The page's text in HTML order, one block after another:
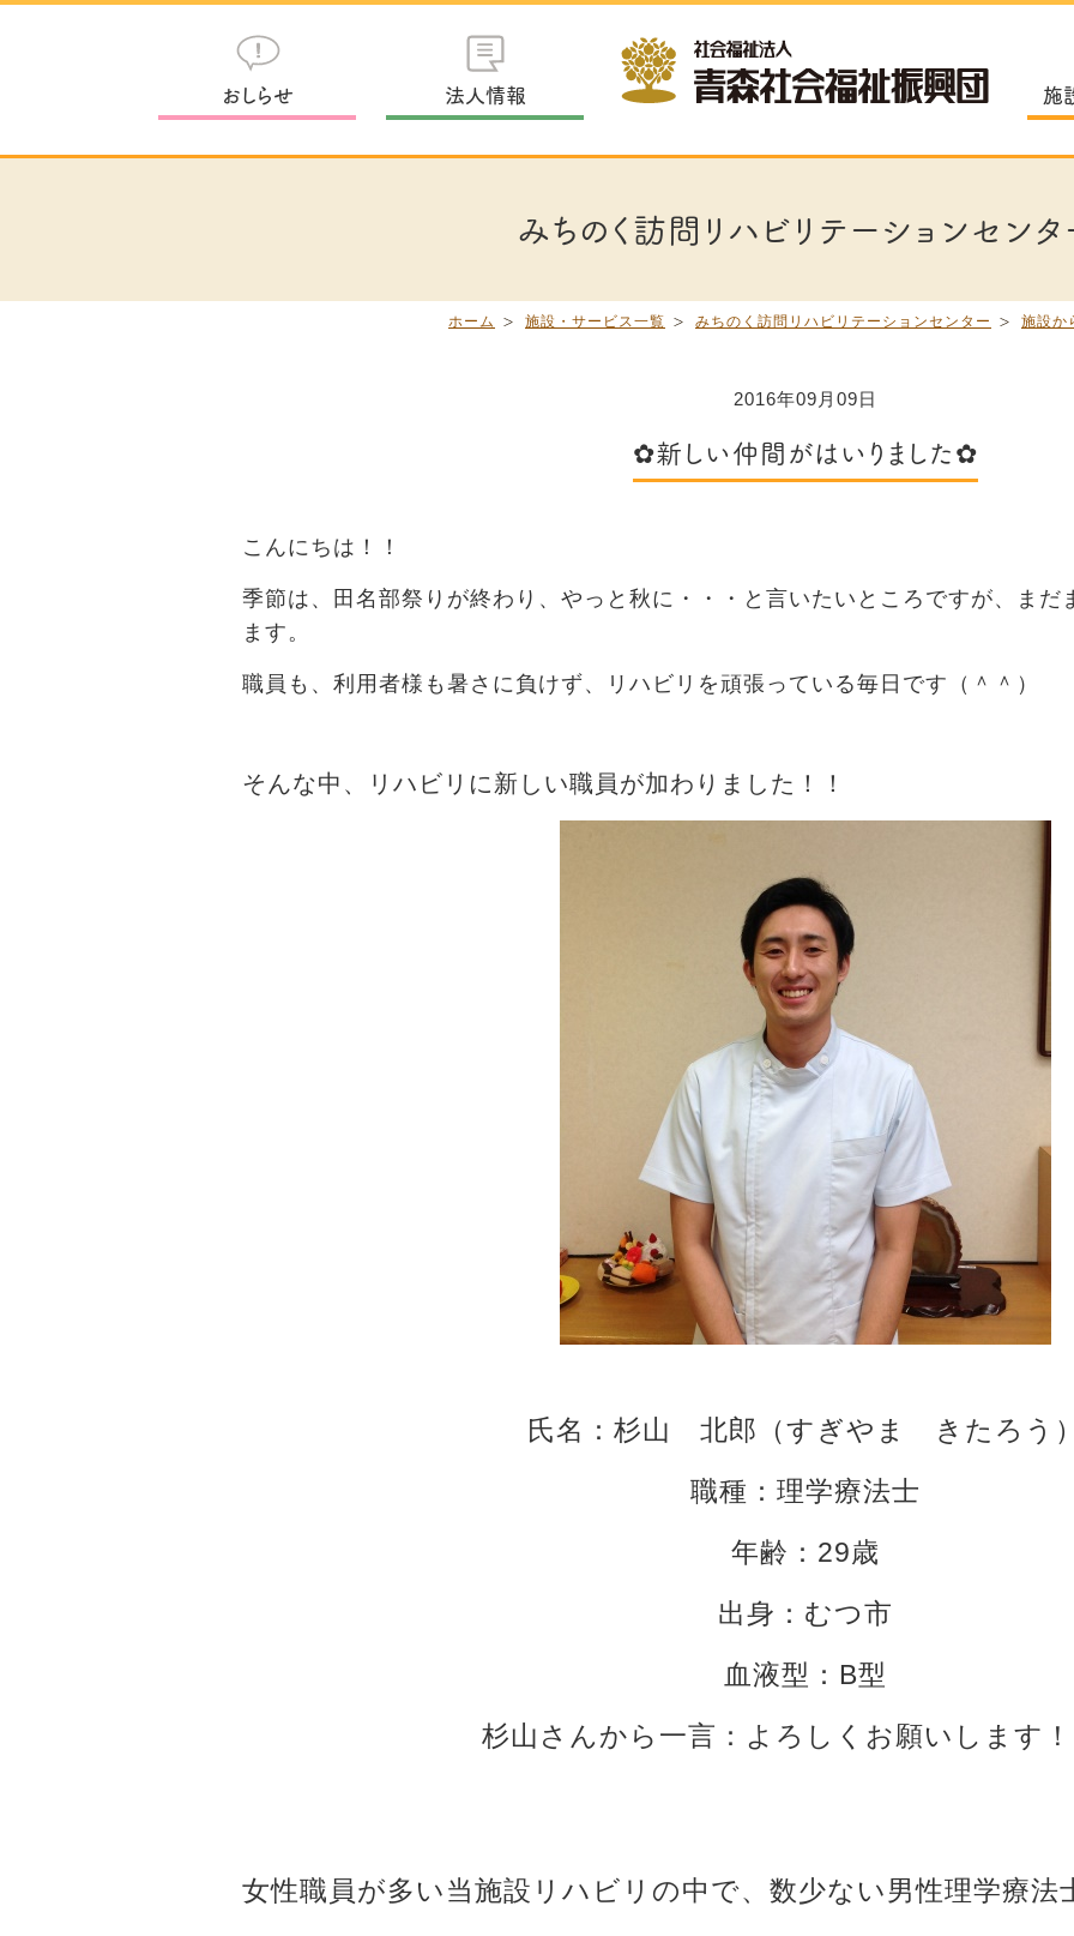
おしらせ 法人情報 施
みちのく訪問リハビリテーションセンタ
ホーム 施設・サービス一覧 みちのく訪問リハビリテーションセンター 施設か
2016年09月09日
✿新しい仲間がはいりました✿
こんにちは！！
季節は、田名部祭りが終わり、やっと秋に・・・と言いたいところですが、まだ
ます。
職員も、利用者様も暑さに負けず、リハビリを頑張っている毎日です（＾＾）
そんな中、リハビリに新しい職員が加わりました！！
氏名：杉山 北郎（すぎやま きたろう）
職種：理学療法士
年齢：29歳
出身：むつ市
血液型：B型
杉山さんから一言：よろしくお願いします！
女性職員が多い当施設リハビリの中で、数少ない男性理学療法